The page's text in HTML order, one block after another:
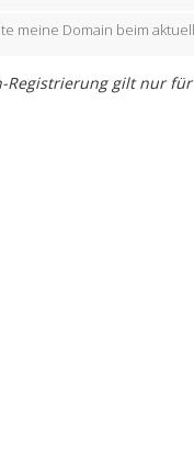
meine Domain beim
Registrierung gilt nur